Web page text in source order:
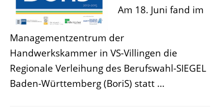
Am 18. Juni fand im
Managementzentrum der
Handwerkskammer in VS-Villingen die
Regionale Verleihung des Berufswahl-SIEGEL
Baden-Württemberg (BoriS) statt ...